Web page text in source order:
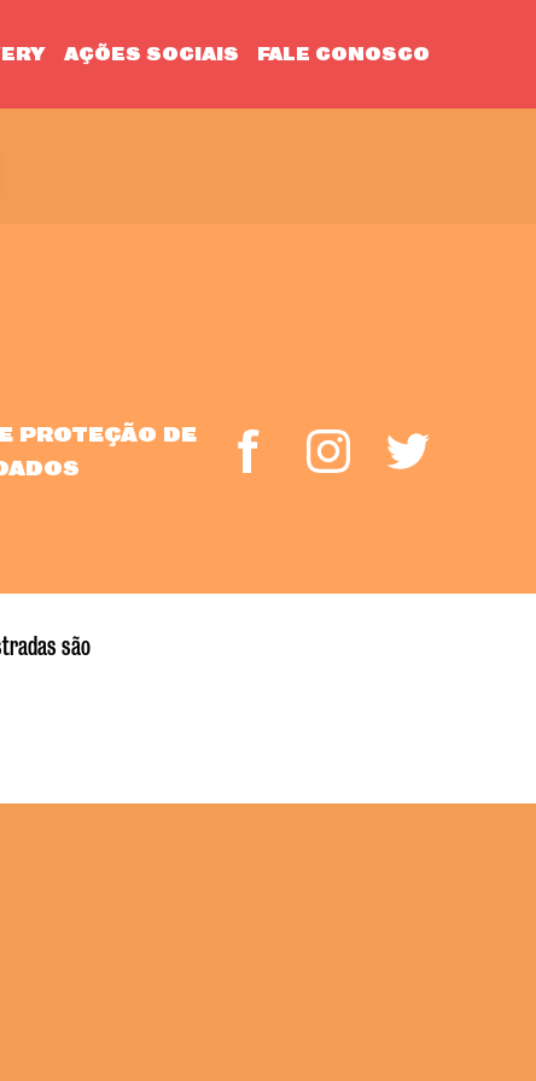
AÇÕES SOCIAIS FALE CONOSCO
PROTEÇÃO DE
são